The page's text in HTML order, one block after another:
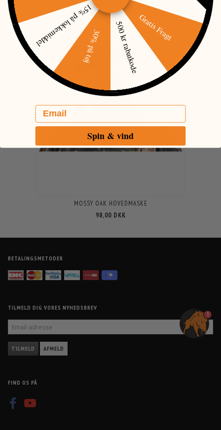
MOSSY OAK HOVEDMASKE
98,00 DKK
BETALINGSMETODER
TILMELD DIG VORES NYHEDSBREV
ADRESSE
TILMELD AFMELD
FIND OS PÅ
1
Gratis Fragt
500 kr rabatkode
30% på tøj
15% på lokkemiddel
Email
Spin & vind